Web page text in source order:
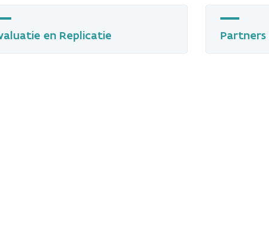
en Replicatie Partners